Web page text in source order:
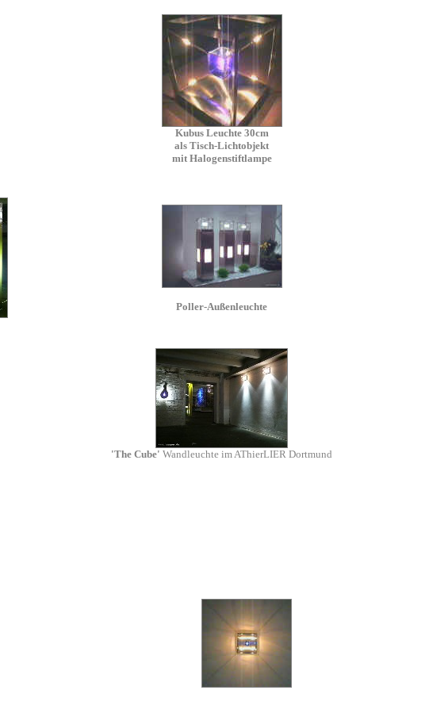
Kubus Leuchte 30cm
als Tisch-Lichtobjekt
mit Halogenstiftlampe
Poller-Außenleuchte
'The Cube' Wandleuchte im AThierLIER Dortmund